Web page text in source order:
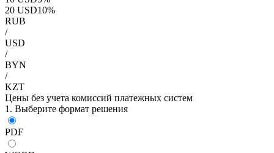
20 USD10%
RUB
/
USD
/
BYN
/
KZT
Цены без учета комиссий платежных систем
1. Выберите формат решения
PDF